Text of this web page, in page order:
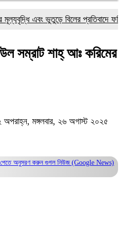
এবং ভুতুড়ে বিলের প্রতিবাদে
সম্রাট শাহ্ আঃ করিমের
মঙ্গলবার, ২৬ অগাস্ট ২০২৫
পেতে অনুসরণ করুন গুগল নিউজ (Google News)